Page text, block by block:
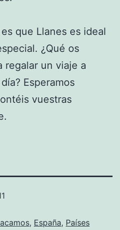
que Llanes es ideal
¿Qué os
regalar un viaje a
Esperamos
vuestras
, España, Países